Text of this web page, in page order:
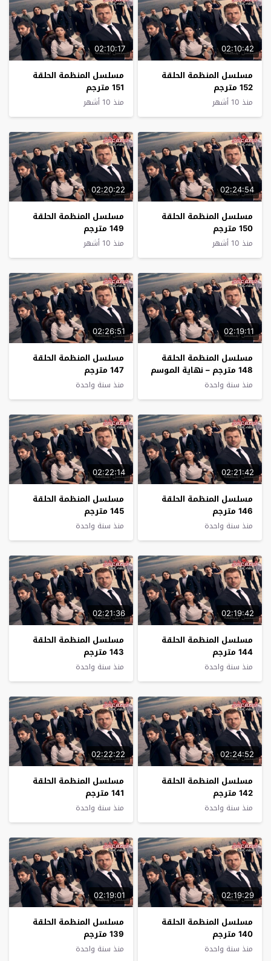
02:10:42
مسلسل المنظمة الحلقة
152 مترجم
منذ 10 أشهر
02:10:17
مسلسل المنظمة الحلقة
151 مترجم
منذ 10 أشهر
02:24:54
مسلسل المنظمة الحلقة
150 مترجم
منذ 10 أشهر
02:20:22
مسلسل المنظمة الحلقة
149 مترجم
منذ 10 أشهر
02:19:11
مسلسل المنظمة الحلقة
148 مترجم – نهاية الموسم
منذ سنة واحدة
02:26:51
مسلسل المنظمة الحلقة
147 مترجم
منذ سنة واحدة
02:21:42
مسلسل المنظمة الحلقة
146 مترجم
منذ سنة واحدة
02:22:14
مسلسل المنظمة الحلقة
145 مترجم
منذ سنة واحدة
02:19:42
مسلسل المنظمة الحلقة
144 مترجم
منذ سنة واحدة
02:21:36
مسلسل المنظمة الحلقة
143 مترجم
منذ سنة واحدة
02:24:52
مسلسل المنظمة الحلقة
142 مترجم
منذ سنة واحدة
02:22:22
مسلسل المنظمة الحلقة
141 مترجم
منذ سنة واحدة
02:19:29
مسلسل المنظمة الحلقة
140 مترجم
منذ سنة واحدة
02:19:01
مسلسل المنظمة الحلقة
139 مترجم
منذ سنة واحدة